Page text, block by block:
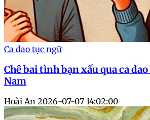
Ca dao tục ngữ
Chê bai tình bạn xấu qua ca
Nam
Hoài An 2026-07-07 14:02:00